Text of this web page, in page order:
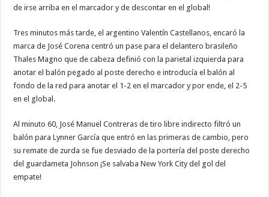
de irse arriba en el marcador y de descontar en el global!
Tres minutos más tarde, el argentino Valentín Castellanos, encaró la
marca de José Corena centró un pase para el delantero brasileño
Thales Magno que de cabeza definió con la parietal izquierda para
anotar el balón pegado al poste derecho e introducía el balón al
fondo de la red para anotar el 1-2 en el marcador y por ende, el 2-5
en el global.
Al minuto 60, José Manuel Contreras de tiro libre indirecto filtró un
balón para Lynner García que entró en las primeras de cambio, pero
su remate de zurda se fue desviado de la portería del poste derecho
del guardameta Johnson ¡Se salvaba New York City del gol del
empate!